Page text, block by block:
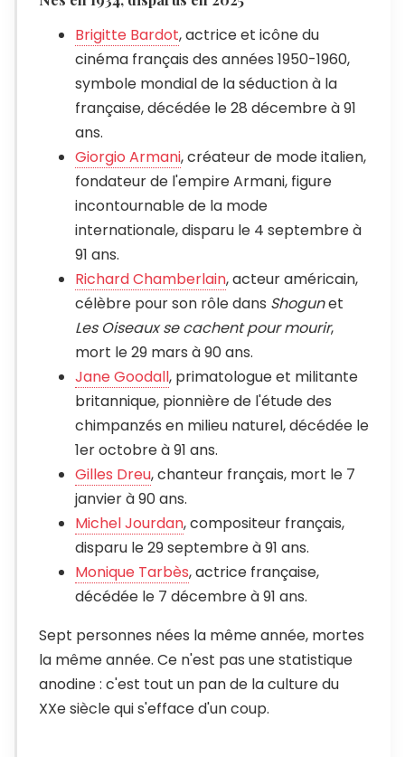
Brigitte Bardot, actrice et icône du
cinéma français des années 1950-1960,
symbole mondial de la séduction à la
française, décédée le 28 décembre à 91
ans.
Giorgio Armani, créateur de mode italien,
fondateur de l'empire Armani, figure
incontournable de la mode
internationale, disparu le 4 septembre à
91 ans.
Richard Chamberlain, acteur américain,
célèbre pour son rôle dans Shogunet
Les Oiseaux se cachent pour mourir,
mort le 29 mars à 90 ans.
Jane Goodall, primatologue et militante
britannique, pionnière de l'étude des
chimpanzés en milieu naturel, décédée le
1er octobre à 91 ans.
Gilles Dreu, chanteur français, mort le 7
janvier à 90 ans.
Michel Jourdan, compositeur français,
disparu le 29 septembre à 91 ans.
Monique Tarbès, actrice française,
décédée le 7 décembre à 91 ans.
Sept personnes nées la même année, mortes
la même année. Ce n'est pas une statistique
anodine : c'est tout un pan de la culture du
XXe siècle qui s'efface d'un coup.